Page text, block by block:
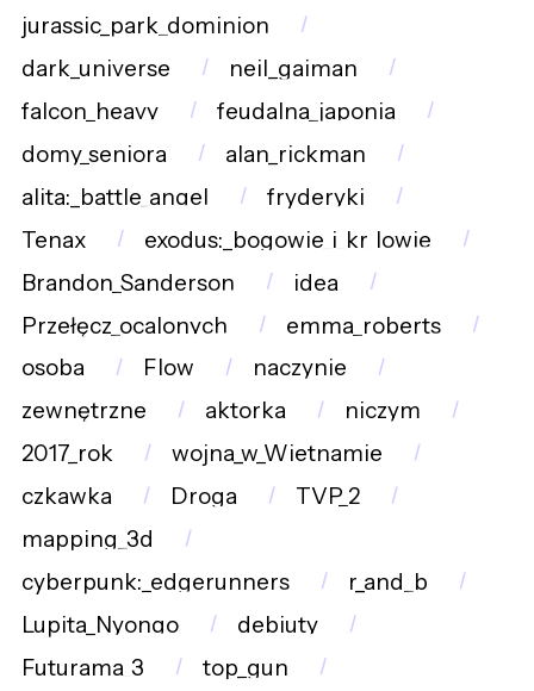
jurassic_park_dominion
dark_universe
neil_gaiman
falcon_heavy
feudalna_japonia
domy_seniora
alan_rickman
alita:_battle_angel
fryderyki
Tenax
exodus:_bogowie_i_kr_lowie
Brandon_Sanderson
idea
Przełęcz_ocalonych
emma_roberts
osoba
Flow
naczynie
zewnętrzne
aktorka
niczym
2017_rok
wojna_w_Wietnamie
czkawka
Droga
TVP_2
mapping_3d
cyberpunk:_edgerunners
r_and_b
Lupita_Nyongo
debiuty
Futurama_3
top_gun